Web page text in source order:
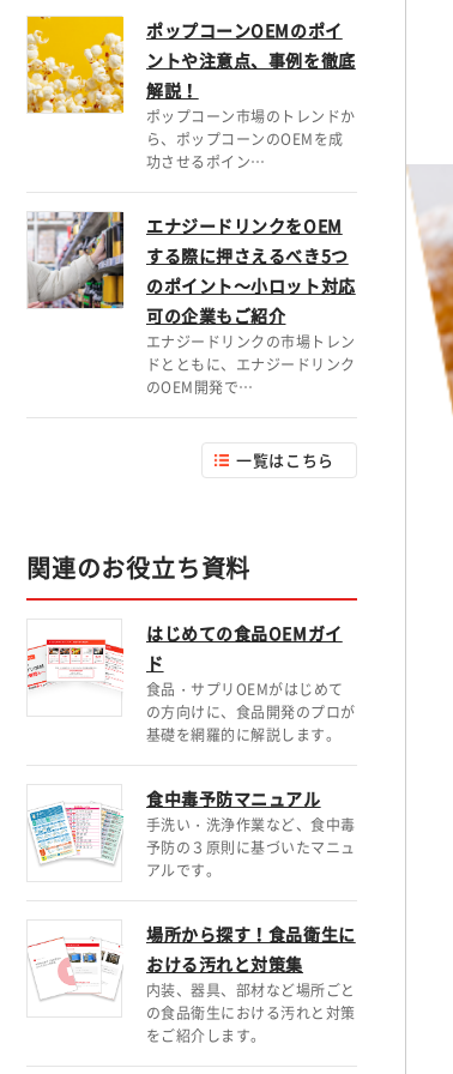
ポップコーンOEMのポイ
ントや注意点、事例を徹底
解説！
ポップコーン市場のトレンドか
ら、ポップコーンのOEMを成
功させるポイン…
エナジードリンクをOEM
する際に押さえるべき5つ
のポイント～小ロット対応
可の企業もご紹介
エナジードリンクの市場トレン
ドとともに、エナジードリンク
のOEM開発で…
一覧はこちら
関連のお役立ち資料
はじめての食品OEMガイ
ド
食品・サプリOEMがはじめて
の方向けに、食品開発のプロが
基礎を網羅的に解説します。
食中毒予防マニュアル
手洗い・洗浄作業など、食中毒
予防の３原則に基づいたマニュ
アルです。
場所から探す！食品衛生に
おける汚れと対策集
内装、器具、部材など場所ごと
の食品衛生における汚れと対策
をご紹介します。